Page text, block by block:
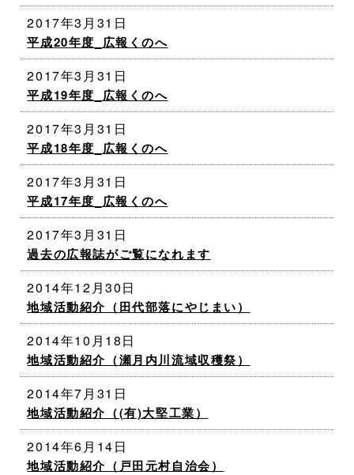
2017年3月31日
平成20年度_広報くのへ
2017年3月31日
平成19年度_広報くのへ
2017年3月31日
平成18年度_広報くのへ
2017年3月31日
平成17年度_広報くのへ
2017年3月31日
過去の広報誌がご覧になれます
2014年12月30日
地域活動紹介（田代部落にやじまい）
2014年10月18日
地域活動紹介（瀬月内川流域収穫祭）
2014年7月31日
地域活動紹介（(有)大堅工業）
2014年6月14日
地域活動紹介（戸田元村自治会）